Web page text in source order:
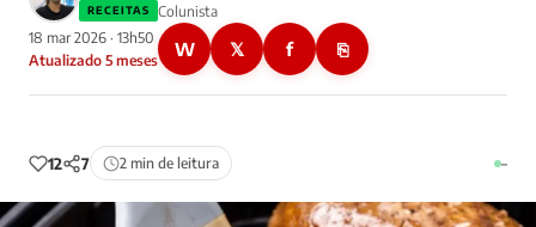
RECEITAS
Colunista
18 mar 2026 · 13h50
Atualizado 5 meses
W 𝕏 f ⎘
12 7 2 min de leitura –